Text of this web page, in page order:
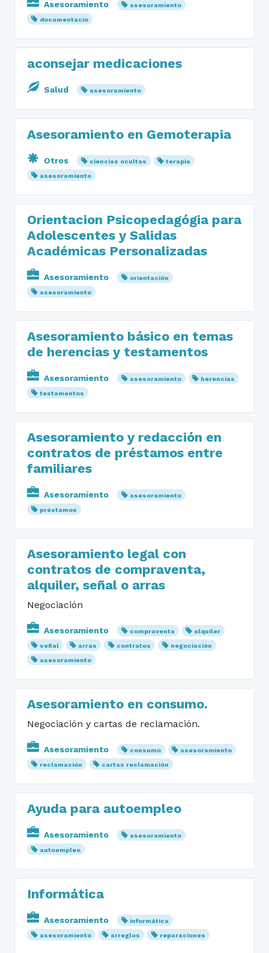
Asesoramiento
asesoramiento
documentacio
aconsejar medicaciones
Salud asesoramiento
Asesoramiento en Gemoterapia
Otros ciencias ocultas
terapia
asesoramiento
Orientacion Psicopedagógia para
Adolescentes y Salidas
Académicas Personalizadas
Asesoramiento
orientación
asesoramiento
Asesoramiento básico en temas
de herencias y testamentos
Asesoramiento asesoramiento
herencias
testamentos
Asesoramiento y redacción en
contratos de préstamos entre
familiares
Asesoramiento
asesoramiento
préstamos
Asesoramiento legal con
contratos de compraventa,
alquiler, señal o arras
Negociación
Asesoramiento compraventa
alquiler
señal
arras contratos
negociación
asesoramiento
Asesoramiento en consumo.
Negociación y cartas de reclamación.
Asesoramiento consumo
asesoramiento
reclamación
cartas reclamación
Ayuda para autoempleo
Asesoramiento
asesoramiento
autoempleo
Informática
Asesoramiento
informática
asesoramiento
arreglos reparaciones